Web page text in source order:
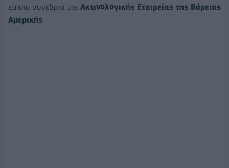
ετήσιο συνέδριο της Ακτινολογικής Εταιρείας της Βόρειας
Αμερικής.